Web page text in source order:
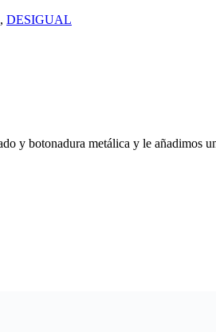
, DESIGUAL
y botonadura metálica y le añadimos